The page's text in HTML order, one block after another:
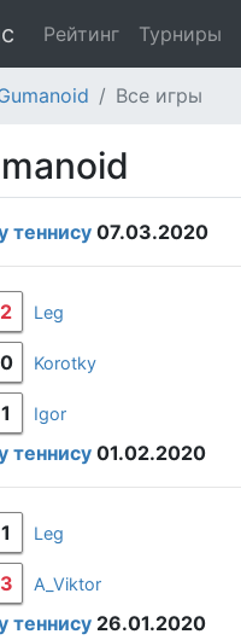
Рейтинг Турниры
Все игры
теннису 07.03.2020
2 Leg
0 Korotky
1 Igor
теннису 01.02.2020
1 Leg
3 A_Viktor
теннису 26.01.2020